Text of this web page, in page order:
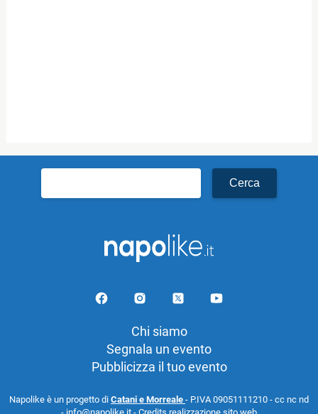
per:
Chi siamo
Segnala un evento
Pubblicizza il tuo evento
Napolike è un progetto di Catani e Morreale - P.IVA 09051111210 - cc nc nd